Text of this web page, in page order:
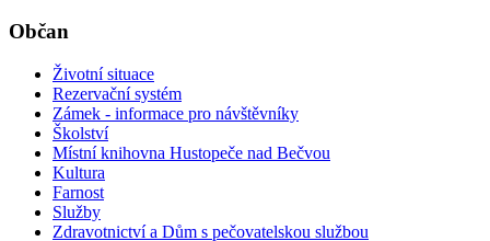
Občan
Životní situace
Rezervační systém
Zámek - informace pro návštěvníky
Školství
Místní knihovna Hustopeče nad Bečvou
Kultura
Farnost
Služby
Zdravotnictví a Dům s pečovatelskou službou